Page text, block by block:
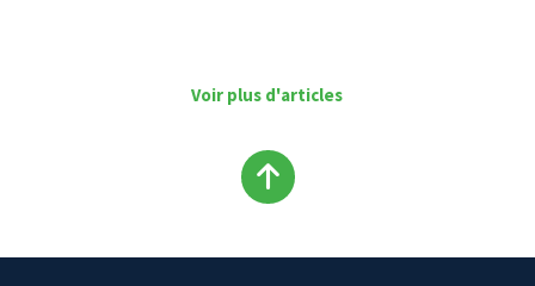
Voir plus d'articles
Remonter
en